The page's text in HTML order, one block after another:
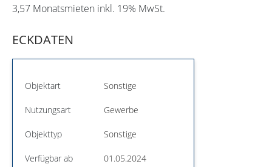
3,57 Monatsmieten inkl. 19% MwSt.
ECKDATEN
Objektart Sonstige
Nutzungsart Gewerbe
Objekttyp Sonstige
Verfügbar ab 01.05.2024